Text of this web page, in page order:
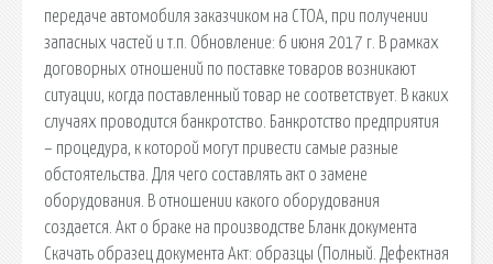
передаче автомобиля заказчиком на СТОА, при получении
запасных частей и т.п. Обновление: 6 июня 2017 г. В рамках
договорных отношений по поставке товаров возникают
ситуации, когда поставленный товар не соответствует. В каких
случаях проводится банкротство. Банкротство предприятия
– процедура, к которой могут привести самые разные
обстоятельства. Для чего составлять акт о замене
оборудования. В отношении какого оборудования
создается. Акт о браке на производстве Бланк документа
Скачать образец документа Акт: образцы (Полный. Дефектная